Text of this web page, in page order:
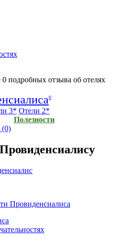
0 подробных отзыва об отелях
0
3* Отели 2*
Полезности
(0)
Провиденсиалиса